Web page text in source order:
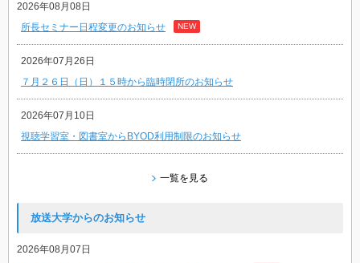
2026年08月08日
所長セミナー日程変更のお知らせ
NEW
2026年07月26日
７月２６日（日）１５時から臨時閉所のお知らせ
2026年07月10日
視聴学習室・図書室からBYOD利用制限のお知らせ
一覧を見る
放送大学からのお知らせ
2026年08月07日